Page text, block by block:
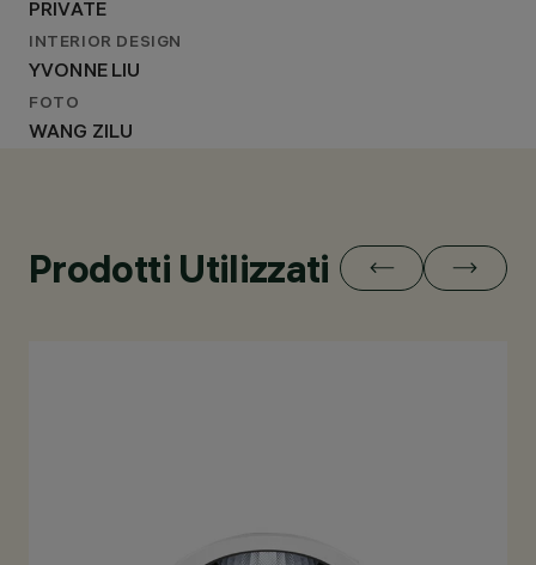
PRIVATE
INTERIOR DESIGN
YVONNE LIU
FOTO
WANG ZILU
Prodotti Utilizzati